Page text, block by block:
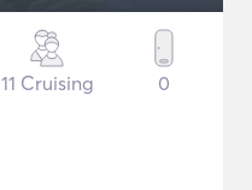
11 Cruising 0